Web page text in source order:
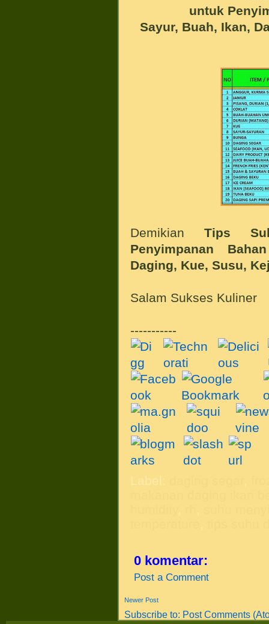
untuk
Sayur, Buah, Ikan,
DemikianTips
Penyimpanan
Daging, Kue, Susu,
Salam Sukses Kuliner
-----------
Label:
0 komentar:
Post a Comment
Newer Post
Subscribe to: Post Comments